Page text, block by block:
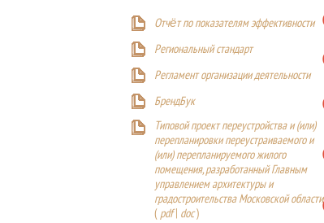
Отчёт по показателям эффективности
Региональный стандарт
Регламент организации деятельности
БрендБук
Типовой проект переустройства и (или)
перепланировки переустраиваемого и
(или) перепланируемого жилого
помещения, разработанный Главным
управлением архитектуры и
градостроительства Московской области
(pdf| doc)